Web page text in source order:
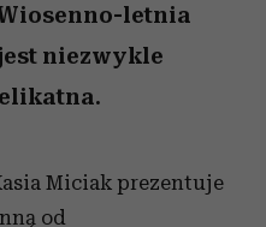
letnia
niezwykle
Miciak prezentuje
od